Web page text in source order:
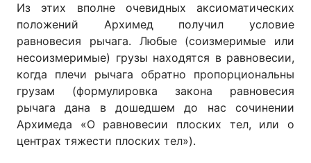
Из этих вполне очевидных аксиоматических
положений Архимед получил условие
равновесия рычага. Любые (соизмеримые или
несоизмеримые) грузы находятся в равновесии,
когда плечи рычага обратно пропорциональны
грузам (формулировка закона равновесия
рычага дана в дошедшем до нас сочинении
Архимеда «О равновесии плоских тел, или о
центрах тяжести плоских тел»).